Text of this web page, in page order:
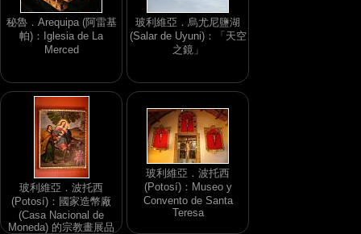
秘魯．Arequipa (阿雷基
帕)：Iglesia de La
Merced
玻利維亞．烏尤尼鹽湖
(Salar de Uyuni)：「天空
之鏡」
玻利維亞．波托西
(Potosí)：國家造幣廠
(Casa Nacional de
Moneda) 的宗教畫展品
玻利維亞．波托西
(Potosí)：Museo y
Convento de Santa
Teresa